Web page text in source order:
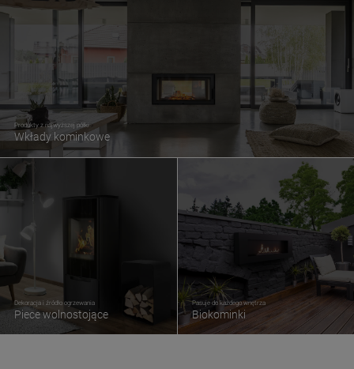
Produkty z najwyższej półki
Wkłady kominkowe
Dekoracja i źródło ogrzewania
Piece wolnostojące
Pasuje do każdego wnętrza
Biokominki